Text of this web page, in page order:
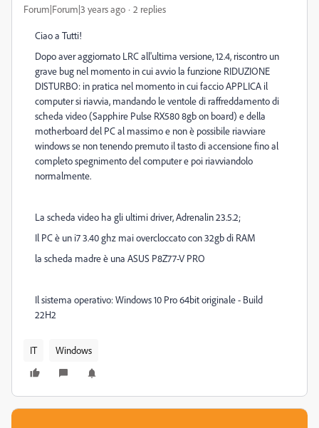
Forum|Forum|3 years ago 2 replies
Ciao a Tutti!
Dopo aver aggiornato LRC all'ultima versione, 12.4, riscontro un
grave bug nel momento in cui avvio la funzione RIDUZIONE
DISTURBO: in pratica nel momento in cui faccio APPLICA il
computer si riavvia, mandando le ventole di raffreddamento di
scheda video (Sapphire Pulse RX580 8gb on board) e della
motherboard del PC al massimo e non è possibile riavviare
windows se non tenendo premuto il tasto di accensione fino al
completo spegnimento del computer e poi riavviandolo
normalmente.
La scheda video ha gli ultimi driver, Adrenalin 23.5.2;
Il PC è un i7 3.40 ghz mai overcloccato con 32gb di RAM
la scheda madre è una ASUS P8Z77-V PRO
Il sistema operativo: Windows 10 Pro 64bit originale - Build
22H2
IT Windows